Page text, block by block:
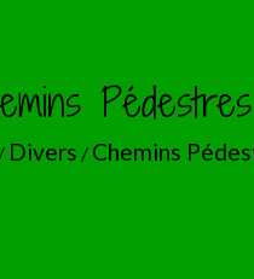
Pédestres
/ Divers / Chemins